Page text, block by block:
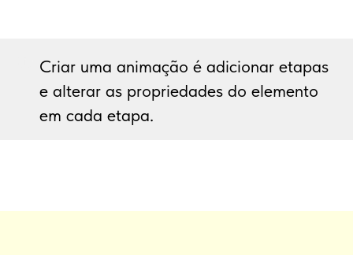
Criar uma animação é adicionar etapas
e alterar as propriedades do elemento
em cada etapa.